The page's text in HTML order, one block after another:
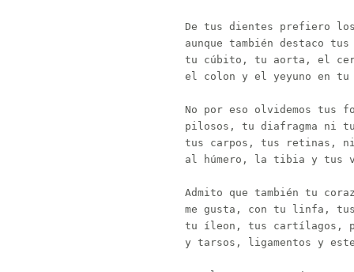
De tus dientes prefiero
aunque también destaco tus
tu cúbito, tu aorta, el
el colon y el yeyuno en
No por eso olvidemos tus
pilosos, tu diafragma ni
tus carpos, tus retinas,
al húmero, la tibia y tus
Admito que también tu
me gusta, con tu linfa,
tu íleon, tus cartílagos,
y tarsos, ligamentos y